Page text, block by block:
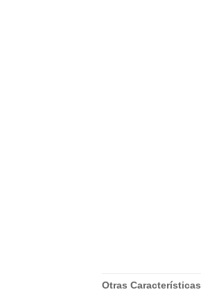
Otras Características